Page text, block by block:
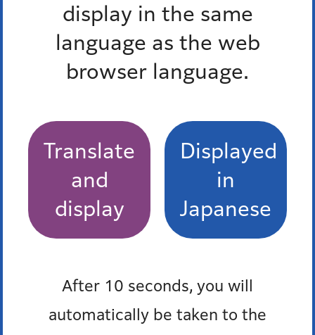
display in the same
language as the web
browser language.
Translate
and
display
Displayed
in
Japanese
After 10 seconds, you will
automatically be taken to the
オンラインサービス
報道発表
防災ポータル